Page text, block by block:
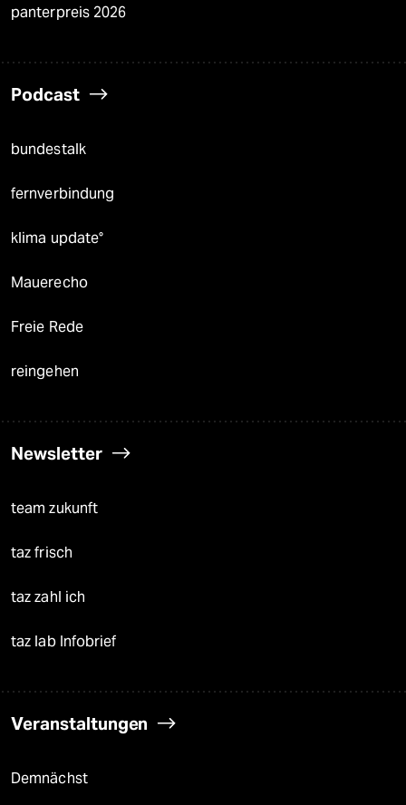
panterpreis 2026
Podcast
bundestalk
fernverbindung
klima update°
Mauerecho
Freie Rede
reingehen
Newsletter
team zukunft
taz frisch
taz zahl ich
taz lab Infobrief
Veranstaltungen
Demnächst